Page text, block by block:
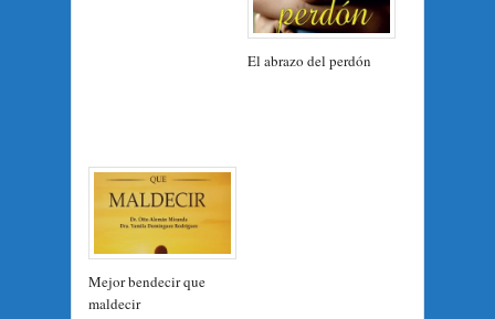
El abrazo del perdón
Mejor bendecir que
maldecir